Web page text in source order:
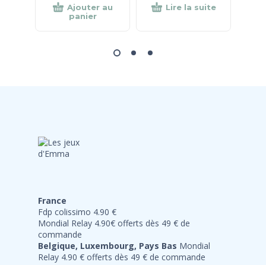
Ajouter au
panier
Lire la suite
France
Fdp colissimo 4.90 €
Mondial Relay 4.90€ offerts dès 49 € de
commande
Belgique, Luxembourg, Pays Bas Mondial
Relay 4.90 € offerts dès 49 € de commande